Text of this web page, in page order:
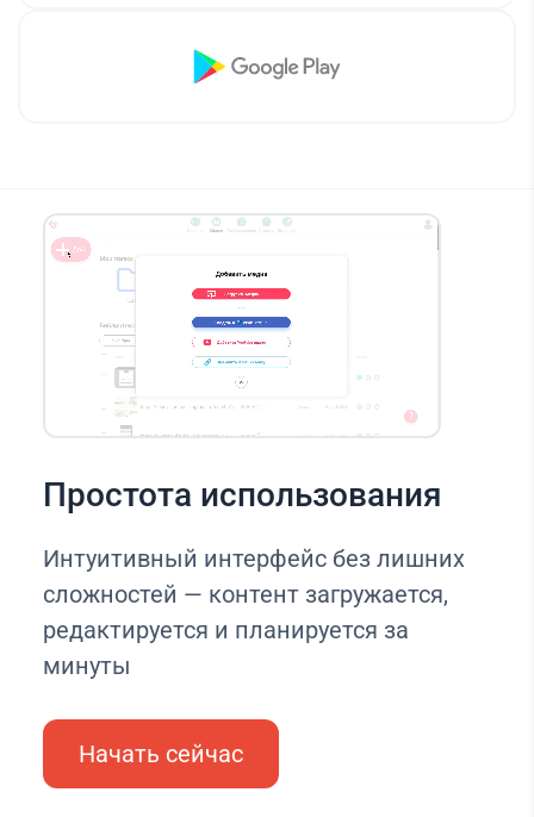
Простота использования
Интуитивный интерфейс без лишних
сложностей — контент загружается,
редактируется и планируется за
минуты
Начать сейчас